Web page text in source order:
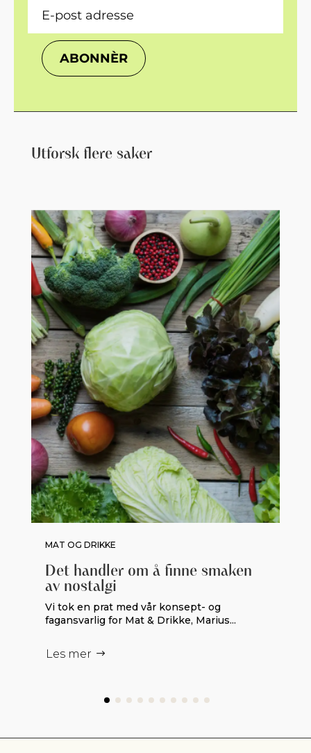
ABONNÈR
Utforsk flere saker
MAT OG DRIKKE
Det handler om å finne smaken
av nostalgi
Vi tok en prat med vår konsept- og
fagansvarlig for Mat & Drikke, Marius...
Les mer